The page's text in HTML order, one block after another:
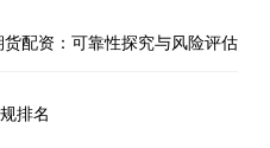
配资：可靠性探究与风险评估
排名